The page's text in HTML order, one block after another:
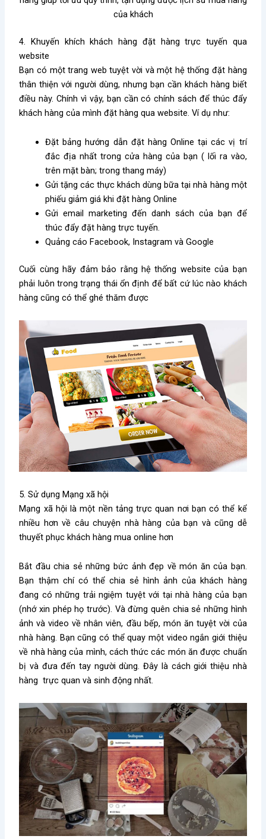
của khách
4. Khuyến khích khách hàng đặt hàng trực tuyến qua
website
Bạn có một trang web tuyệt vời và một hệ thống đặt hàng
thân thiện với người dùng, nhưng bạn cần khách hàng biết
điều này.Chính vì vậy, bạn cần có chính sách để thúc đẩy
khách hàng của mình đặt hàng qua website. Ví dụ như:
Đặt bảng hướng dẫn đặt hàng Online tại các vị trí
đắc địa nhất trong cửa hàng của bạn ( lối ra vào,
trên mặt bàn; trong thang máy)
Gửi tặng các thực khách dùng bữa tại nhà hàng một
phiếu giảm giá khi đặt hàng Online
Gửi email marketing đến danh sách của bạn để
thúc đẩy đặt hàng trực tuyến.
Quảng cáo Facebook, Instagram và Google
Cuối cùng hãy đảm bảo rằng hệ thống website của bạn
phải luôn trong trạng thái ổn định để bất cứ lúc nào khách
hàng cũng có thể ghé thăm được
5. Sử dụng Mạng xã hội
Mạng xã hội là một nền tảng trực quan nơi bạn có thể kể
nhiều hơn về câu chuyện nhà hàng của bạn và cũng dễ
thuyết phục khách hàng mua online hơn
Bắt đầu chia sẻ những bức ảnh đẹp về món ăn của bạn.
Bạn thậm chí có thể chia sẻ hình ảnh của khách hàng
đang có những trải ngiệm tuyệt với tại nhà hàng của bạn
(nhớ xin phép họ trước). Và đừng quên chia sẻ những hình
ảnh và video về nhân viên, đầu bếp, món ăn tuyệt vời của
nhà hàng. Bạn cũng có thể quay một video ngắn giới thiệu
về nhà hàng của mình, cách thức các món ăn được chuẩn
bị và đưa đến tay người dùng. Đây là cách giới thiệu nhà
hàng trực quan và sinh động nhất.